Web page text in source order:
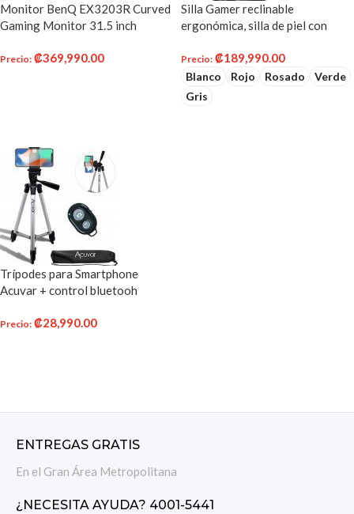
Monitor BenQ EX3203R Curved
Gaming Monitor 31.5 inch
FreeSync 2 | DisplayHDR 400
Precio: ₡369,990.00
Silla Gamer reclinable
ergonómica, silla de piel con
Racing Style Gaming Chair,
Precio: ₡189,990.00
Blanco Rojo Rosado
Verde
Gris
Trípodes para Smartphone
Acuvar + control bluetooh
Precio: ₡28,990.00
ENTREGAS GRATIS
En el Gran Área Metropolitana
¿NECESITA AYUDA? 4001-5441